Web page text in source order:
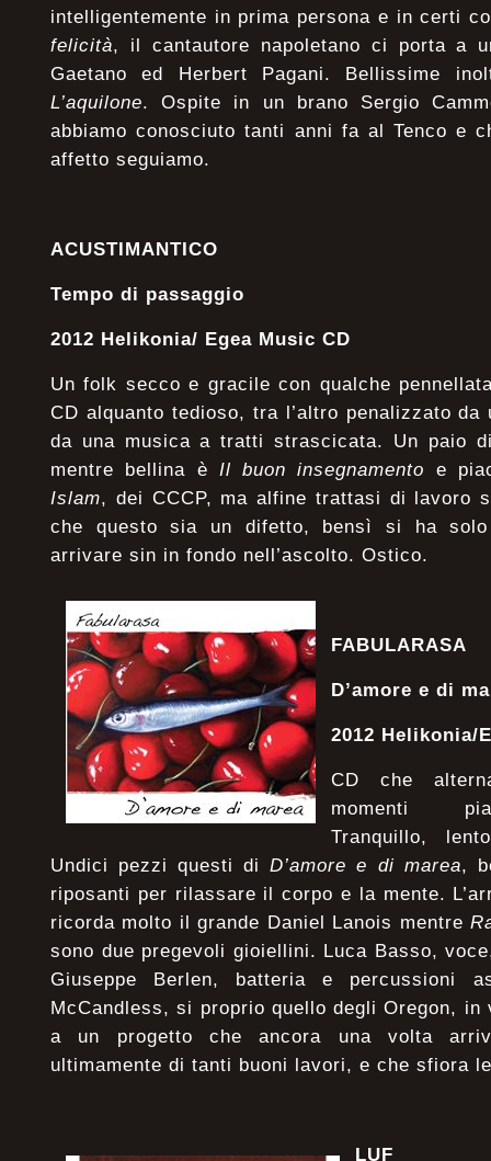
intelligentemente in prima persona e in certi
felicità, il cantautore napoletano ci porta a
Gaetano ed Herbert Pagani. Bellissime
L’aquilone. Ospite in un brano Sergio
abbiamo conosciuto tanti anni fa al Tenco e
affetto seguiamo.
ACUSTIMANTICO
Tempo di passaggio
2012 Helikonia/ Egea Music CD
Un folk secco e gracile con qualche
CD alquanto tedioso, tra l’altro penalizzato
da una musica a tratti strascicata. Un paio
mentre bellina è Il buon insegnamento e
Islam, dei CCCP, ma alfine trattasi di lavoro
che questo sia un difetto, bensì si ha
arrivare sin in fondo nell’ascolto. Ostico.
FABULARASA
D’amore e di
2012 Helikonia/
CD che
momenti
Tranquillo,
Undici pezzi questi diD’amore e di marea,
riposanti per rilassare il corpo e la mente.
ricorda molto il grande Daniel Lanois mentre
sono due pregevoli gioiellini. Luca Basso,
Giuseppe Berlen, batteria e percussioni
McCandless, si proprio quello degli Oregon,
a un progetto che ancora una volta
ultimamente di tanti buoni lavori, e che sfiora
LUF